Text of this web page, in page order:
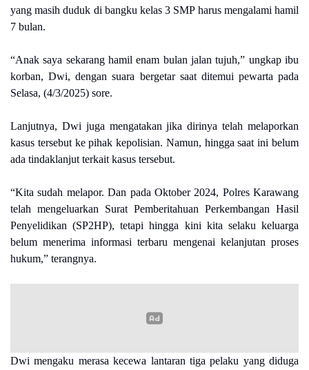
yang masih duduk di bangku kelas 3 SMP harus mengalami hamil
7 bulan.
“Anak saya sekarang hamil enam bulan jalan tujuh,” ungkap ibu
korban, Dwi, dengan suara bergetar saat ditemui pewarta pada
Selasa, (4/3/2025) sore.
Lanjutnya, Dwi juga mengatakan jika dirinya telah melaporkan
kasus tersebut ke pihak kepolisian. Namun, hingga saat ini belum
ada tindaklanjut terkait kasus tersebut.
“Kita sudah melapor. Dan pada Oktober 2024, Polres Karawang
telah mengeluarkan Surat Pemberitahuan Perkembangan Hasil
Penyelidikan (SP2HP), tetapi hingga kini kita selaku keluarga
belum menerima informasi terbaru mengenai kelanjutan proses
hukum,” terangnya.
Dwi mengaku merasa kecewa lantaran tiga pelaku yang diduga